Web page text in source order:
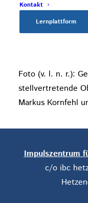
Kontakt
Lernplattform
Foto (v. l. n. r.):
stellvertretende
Markus Kornfehl
Impulszentrum
c/o ibc